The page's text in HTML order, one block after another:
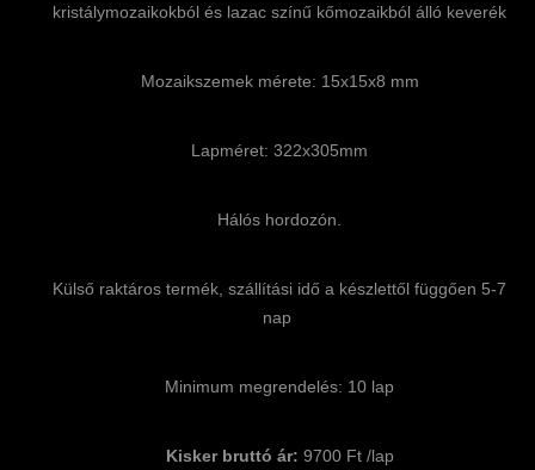
kristálymozaikokból és lazac színű kőmozaikból álló keverék
Mozaikszemek mérete: 15x15x8 mm
Lapméret: 322x305mm
Hálós hordozón.
Külső raktáros termék, szállítási idő a készlettől függően 5-7
nap
Minimum megrendelés: 10 lap
Kisker bruttó ár: 9700 Ft /lap